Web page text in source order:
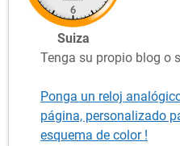
Suiza
Tenga su propio blog o
Ponga un reloj
página, personalizado
esquema de color !